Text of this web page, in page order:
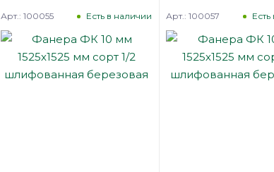
Есть в наличии
Арт.: 100055 Арт.: 100057